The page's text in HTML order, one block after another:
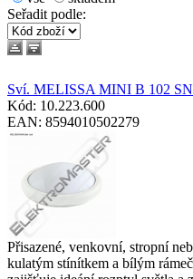
Seřadit podle:
Sví. MELISSA MINI B 102
Kód: 10.223.600
EAN: 8594010502279
Přisazené, venkovní, stropní
kulatým stínítkem a bílým